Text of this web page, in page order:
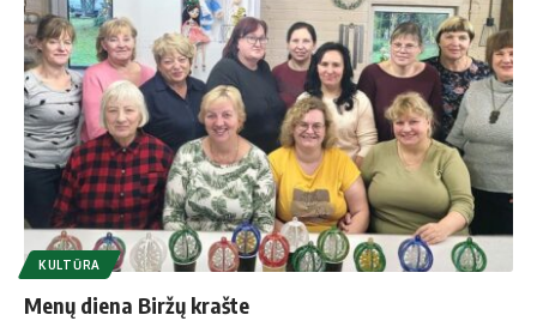
KULTŪRA
Menų diena Biržų krašte